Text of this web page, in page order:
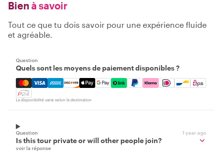
Bien à savoir
Tout ce que tu dois savoir pour une expérience fluide
et agréable.
Question
Quels sont les moyens de paiement disponibles ?
Mastercard, Visa, Amex, Discover, Apple Pay, Google
La disponibilité varie selon la destination
Question 1 year ago
Is this tour private or will other people join?
voir la réponse